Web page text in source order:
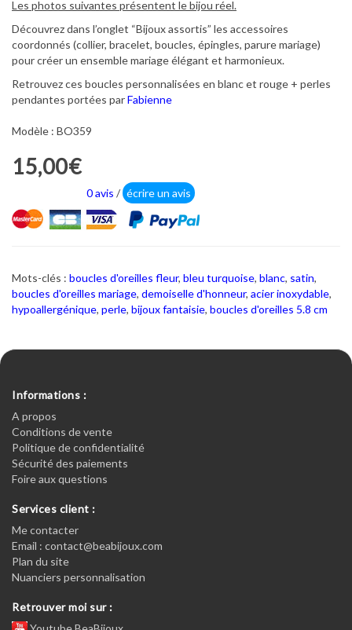
Les photos suivantes présentent le bijou réel.
Découvrez dans l’onglet “Bijoux assortis” les accessoires
coordonnés (collier, bracelet, boucles, épingles, parure mariage)
pour créer un ensemble mariage élégant et harmonieux.
Retrouvez ces boucles personnalisées en blanc et rouge + perles
pendantes portées parFabienne
Modèle : BO359
15,00€
0 avis / écrire un avis
Mots-clés : boucles d'oreilles fleur, bleu turquoise, blanc, satin,
boucles d'oreilles mariage, demoiselle d'honneur, acier inoxydable,
hypoallergénique, perle, bijoux fantaisie, boucles d'oreilles 5.8 cm
Informations :
A propos
Conditions de vente
Politique de confidentialité
Sécurité des paiements
Foire aux questions
Services client :
Me contacter
Email : contact@beabijoux.com
Plan du site
Nuanciers personnalisation
Retrouver moi sur :